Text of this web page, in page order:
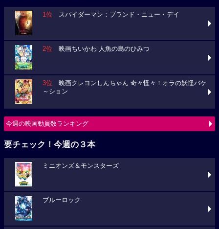
1位 スパイダーマン：ブランド・ニュー・デイ
2位 映画ちいかわ 人魚の島のひみつ
3位 映画クレヨンしんちゃん 奇々怪々！オラの妖怪バケ
～ション
今週の映画動員数ランキング
要チェック！今週の３本
ミニオンズ＆モンスターズ
ブルーロック